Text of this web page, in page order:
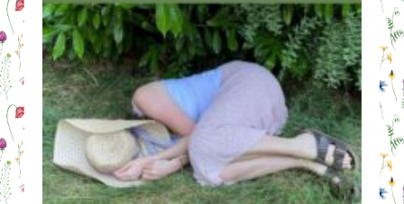
TE
WARM
OF
JUIST
NIET?